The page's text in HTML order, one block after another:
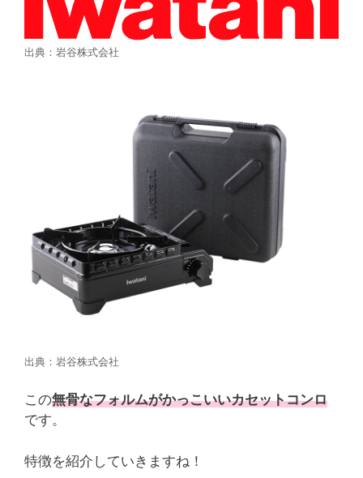
出典：岩谷株式会社
出典：岩谷株式会社
この無骨なフォルムがかっこいいカセットコンロ
です。
特徴を紹介していきますね！